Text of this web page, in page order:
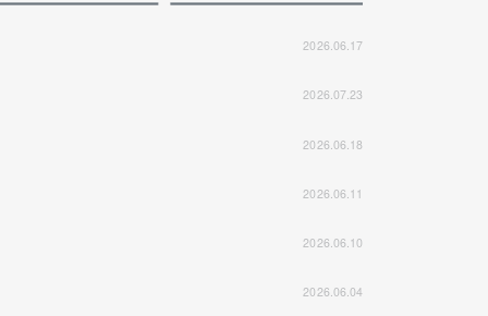
2026.06.17
2026.07.23
2026.06.18
2026.06.11
2026.06.10
2026.06.04